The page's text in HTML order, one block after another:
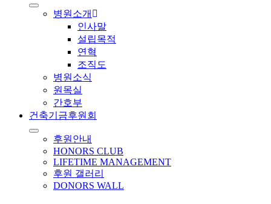
병원소개
인사말
설립목적
연혁
조직도
병원소식
원목실
간호부
건축기금후원회
후원안내
HONORS CLUB
LIFETIME MANAGEMENT
후원 갤러리
DONORS WALL